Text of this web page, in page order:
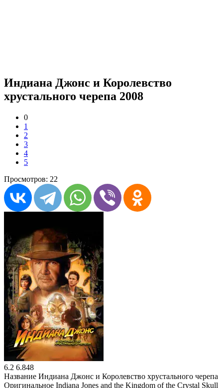
Индиана Джонс и Королевство
хрустального черепа 2008
0
1
2
3
4
5
Просмотров: 22
6.2 6.848
Название Индиана Джонс и Королевство хрустального черепа
Оригинальное Indiana Jones and the Kingdom of the Crystal Skull